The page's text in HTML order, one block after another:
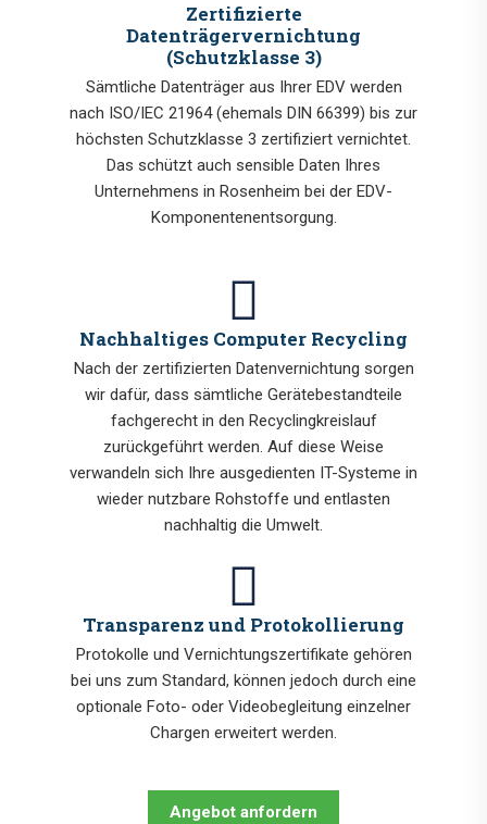
Zertifizierte
Datenträgervernichtung
(Schutzklasse 3)
Sämtliche Datenträger aus Ihrer EDV werden
nach ISO/IEC 21964 (ehemals DIN 66399) bis zur
höchsten Schutzklasse 3 zertifiziert vernichtet.
Das schützt auch sensible Daten Ihres
Unternehmens in Rosenheim bei der EDV-
Komponentenentsorgung.
Nachhaltiges Computer Recycling
Nach der zertifizierten Datenvernichtung sorgen
wir dafür, dass sämtliche Gerätebestandteile
fachgerecht in den Recyclingkreislauf
zurückgeführt werden. Auf diese Weise
verwandeln sich Ihre ausgedienten IT-Systeme in
wieder nutzbare Rohstoffe und entlasten
nachhaltig die Umwelt.
Transparenz und Protokollierung
Protokolle und Vernichtungszertifikate gehören
bei uns zum Standard, können jedoch durch eine
optionale Foto- oder Videobegleitung einzelner
Chargen erweitert werden.
Angebot anfordern